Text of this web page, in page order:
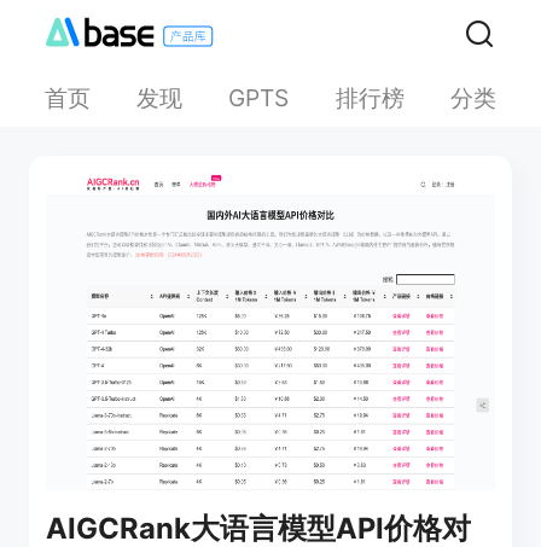
首页 发现 GPTS 排行榜 分类
AIGCRank大语言模型API价格对